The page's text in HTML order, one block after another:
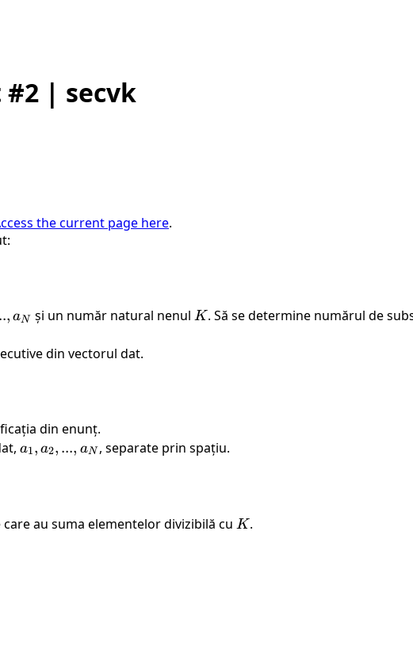
#2 | secvk
the current page here.
, aN și un număr natural nenul K
K. Să se determine numărul de
din vectorul dat.
din enunț.
a_1,
a1, a2, ..., aN , separate prin spațiu.
au suma elementelor divizibilă cu K
K .